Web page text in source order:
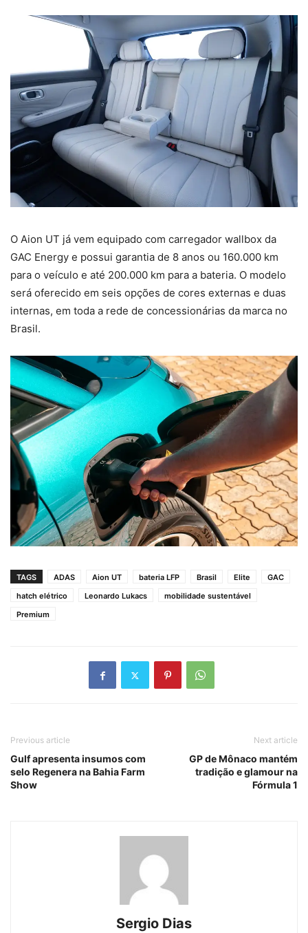
O Aion UT já vem equipado com carregador wallbox da
GAC Energy e possui garantia de 8 anos ou 160.000 km
para o veículo e até 200.000 km para a bateria. O modelo
será oferecido em seis opções de cores externas e duas
internas, em toda a rede de concessionárias da marca no
Brasil.
TAGS ADAS Aion UT bateria LFP Brasil Elite
GAC
hatch elétrico
Leonardo Lukacs
mobilidade sustentável
Premium
Previous article
Gulf apresenta insumos com
selo Regenera na Bahia Farm
Show
Next article
GP de Mônaco mantém
tradição e glamour na
Fórmula 1
Sergio Dias